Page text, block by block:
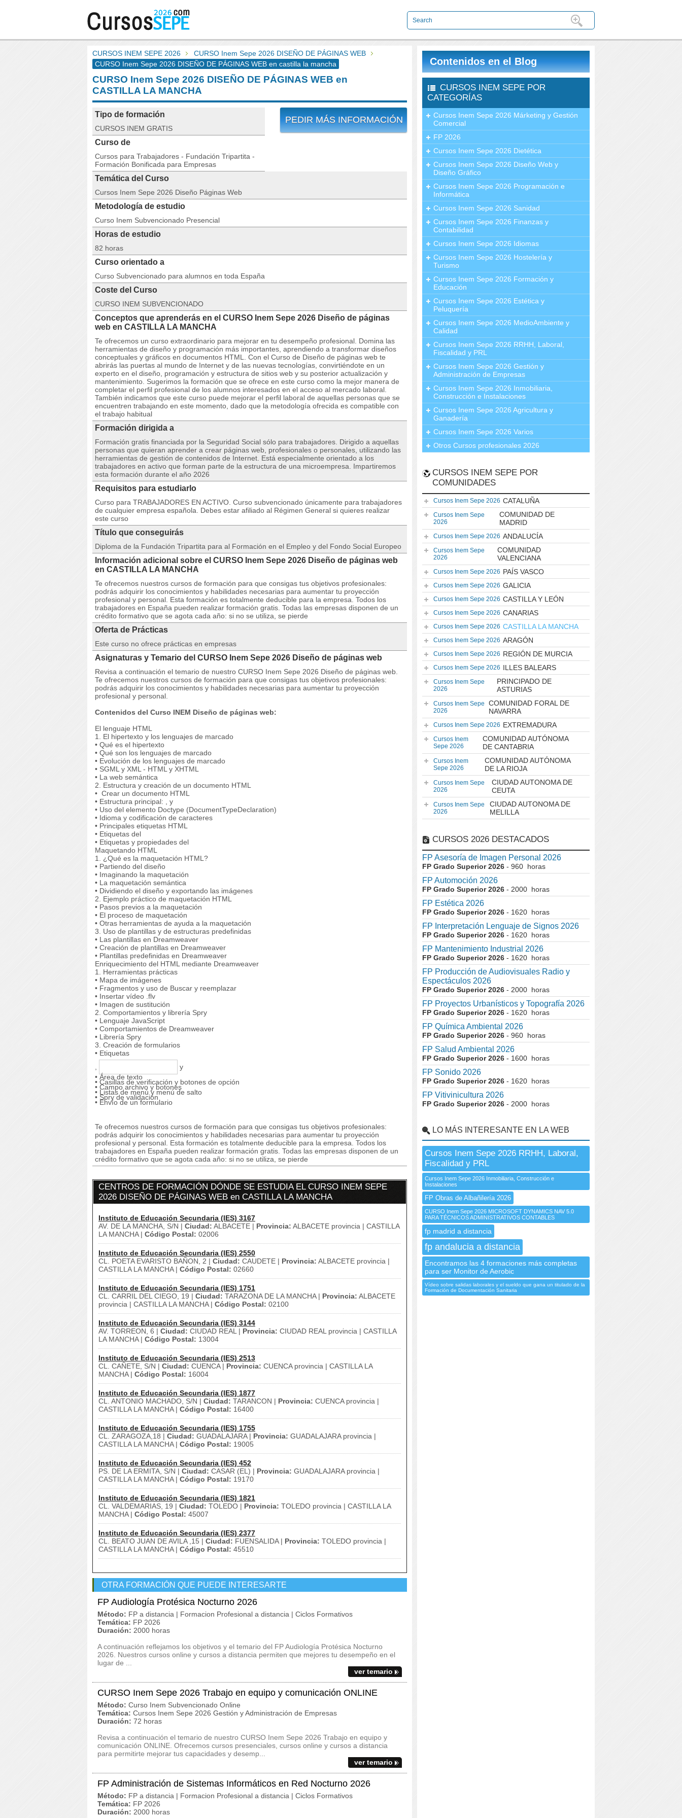
CURSOS INEM SEPE 2026
CURSO Inem Sepe 2026 DISEÑO DE PÁGINAS WEB
CURSO Inem Sepe 2026 DISEÑO DE PÁGINAS WEB en castilla la mancha
CURSO Inem Sepe 2026 DISEÑO DE PÁGINAS WEB en
CASTILLA LA MANCHA
PEDIR MÁS INFORMACIÓN
Tipo de formación
CURSOS INEM GRATIS
Curso de
Cursos para Trabajadores - Fundación Tripartita -
Formación Bonificada para Empresas
Temática del Curso
Cursos Inem Sepe 2026 Diseño Páginas Web
Metodología de estudio
Curso Inem Subvencionado Presencial
Horas de estudio
82 horas
Curso orientado a
Curso Subvencionado para alumnos en toda España
Coste del Curso
CURSO INEM SUBVENCIONADO
Conceptos que aprenderás en el CURSO Inem Sepe 2026 Diseño de páginas
web en CASTILLA LA MANCHA
Te ofrecemos un curso extraordinario para mejorar en tu desempeño profesional. Domina las
herramientas de diseño y programación más importantes, aprendiendo a transformar diseños
conceptuales y gráficos en documentos HTML. Con el Curso de Diseño de páginas web te
abrirás las puertas al mundo de Internet y de las nuevas tecnologías, convirtiéndote en un
experto en el diseño, programación y estructura de sitios web y su posterior actualización y
mantenimiento. Sugerimos la formación que se ofrece en este curso como la mejor manera de
completar el perfil profesional de los alumnos interesados en el acceso al mercado laboral.
También indicamos que este curso puede mejorar el perfil laboral de aquellas personas que se
encuentren trabajando en este momento, dado que la metodología ofrecida es compatible con
el trabajo habitual
Formación dirigida a
Formación gratis financiada por la Seguridad Social sólo para trabajadores. Dirigido a aquellas
personas que quieran aprender a crear páginas web, profesionales o personales, utilizando las
herramientas de gestión de contenidos de Internet. Está especialmente orientado a los
trabajadores en activo que forman parte de la estructura de una microempresa. Impartiremos
esta formación durante el año 2026
Requisitos para estudiarlo
Curso para TRABAJADORES EN ACTIVO. Curso subvencionado únicamente para trabajadores
de cualquier empresa española. Debes estar afiliado al Régimen General si quieres realizar
este curso
Título que conseguirás
Diploma de la Fundación Tripartita para al Formación en el Empleo y del Fondo Social Europeo
Información adicional sobre el CURSO Inem Sepe 2026 Diseño de páginas web
en CASTILLA LA MANCHA
Te ofrecemos nuestros cursos de formación para que consigas tus objetivos profesionales:
podrás adquirir los conocimientos y habilidades necesarias para aumentar tu proyección
profesional y personal. Esta formación es totalmente deducible para la empresa. Todos los
trabajadores en España pueden realizar formación gratis. Todas las empresas disponen de un
crédito formativo que se agota cada año: si no se utiliza, se pierde
Oferta de Prácticas
Este curso no ofrece prácticas en empresas
Asignaturas y Temario del CURSO Inem Sepe 2026 Diseño de páginas web
Revisa a continuación el temario de nuestro CURSO Inem Sepe 2026 Diseño de páginas web.
Te ofrecemos nuestros cursos de formación para que consigas tus objetivos profesionales:
podrás adquirir los conocimientos y habilidades necesarias para aumentar tu proyección
profesional y personal.
Contenidos del Curso INEM Diseño de páginas web:
El lenguaje HTML
1. El hipertexto y los lenguajes de marcado
• Qué es el hipertexto
• Qué son los lenguajes de marcado
• Evolución de los lenguajes de marcado
• SGML y XML - HTML y XHTML
• La web semántica
2. Estructura y creación de un documento HTML
• Crear un documento HTML
• Estructura principal: , y
• Uso del elemento Doctype (DocumentTypeDeclaration)
• Idioma y codificación de caracteres
• Principales etiquetas HTML
• Etiquetas del
• Etiquetas y propiedades del
Maquetando HTML
1. ¿Qué es la maquetación HTML?
• Partiendo del diseño
• Imaginando la maquetación
• La maquetación semántica
• Dividiendo el diseño y exportando las imágenes
2. Ejemplo práctico de maquetación HTML
• Pasos previos a la maquetación
• El proceso de maquetación
• Otras herramientas de ayuda a la maquetación
3. Uso de plantillas y de estructuras predefinidas
• Las plantillas en Dreamweaver
• Creación de plantillas en Dreamweaver
• Plantillas predefinidas en Dreamweaver
Enriquecimiento del HTML mediante Dreamweaver
1. Herramientas prácticas
• Mapa de imágenes
• Fragmentos y uso de Buscar y reemplazar
• Insertar vídeo .flv
• Imagen de sustitución
2. Comportamientos y librería Spry
• Lenguaje JavaScript
• Comportamientos de Dreamweaver
• Librería Spry
3. Creación de formularios
• Etiquetas
y
• Área de texto
• Casillas de verificación y botones de opción
• Campo archivo y botones
• Listas de menú y menú de salto
• Spry de validación
• Envío de un formulario
Te ofrecemos nuestros cursos de formación para que consigas tus objetivos profesionales:
podrás adquirir los conocimientos y habilidades necesarias para aumentar tu proyección
profesional y personal. Esta formación es totalmente deducible para la empresa. Todos los
trabajadores en España pueden realizar formación gratis. Todas las empresas disponen de un
crédito formativo que se agota cada año: si no se utiliza, se pierde
CENTROS DE FORMACIÓN DÓNDE SE ESTUDIA EL CURSO INEM SEPE
2026 DISEÑO DE PÁGINAS WEB en CASTILLA LA MANCHA
Instituto de Educación Secundaria (IES) 3167
AV. DE LA MANCHA, S/N | Ciudad: ALBACETE | Provincia: ALBACETE provincia | CASTILLA
LA MANCHA | Código Postal: 02006
Instituto de Educación Secundaria (IES) 2550
CL. POETA EVARISTO BAÑON, 2 | Ciudad: CAUDETE | Provincia: ALBACETE provincia |
CASTILLA LA MANCHA | Código Postal: 02660
Instituto de Educación Secundaria (IES) 1751
CL. CARRIL DEL CIEGO, 19 | Ciudad: TARAZONA DE LA MANCHA | Provincia: ALBACETE
provincia | CASTILLA LA MANCHA | Código Postal: 02100
Instituto de Educación Secundaria (IES) 3144
AV. TORREON, 6 | Ciudad: CIUDAD REAL | Provincia: CIUDAD REAL provincia | CASTILLA
LA MANCHA | Código Postal: 13004
Instituto de Educación Secundaria (IES) 2513
CL. CAÑETE, S/N | Ciudad: CUENCA | Provincia: CUENCA provincia | CASTILLA LA
MANCHA | Código Postal: 16004
Instituto de Educación Secundaria (IES) 1877
CL. ANTONIO MACHADO, S/N | Ciudad: TARANCON | Provincia: CUENCA provincia |
CASTILLA LA MANCHA | Código Postal: 16400
Instituto de Educación Secundaria (IES) 1755
CL. ZARAGOZA,18 | Ciudad: GUADALAJARA | Provincia: GUADALAJARA provincia |
CASTILLA LA MANCHA | Código Postal: 19005
Instituto de Educación Secundaria (IES) 452
PS. DE LA ERMITA, S/N | Ciudad: CASAR (EL) | Provincia: GUADALAJARA provincia |
CASTILLA LA MANCHA | Código Postal: 19170
Instituto de Educación Secundaria (IES) 1821
CL. VALDEMARIAS, 19 | Ciudad: TOLEDO | Provincia: TOLEDO provincia | CASTILLA LA
MANCHA | Código Postal: 45007
Instituto de Educación Secundaria (IES) 2377
CL. BEATO JUAN DE AVILA ,15 | Ciudad: FUENSALIDA | Provincia: TOLEDO provincia |
CASTILLA LA MANCHA | Código Postal: 45510
OTRA FORMACIÓN QUE PUEDE INTERESARTE
FP Audiología Protésica Nocturno 2026
Método: FP a distancia | Formacion Profesional a distancia | Ciclos Formativos
Temática: FP 2026
Duración: 2000 horas
A continuación reflejamos los objetivos y el temario del FP Audiología Protésica Nocturno
2026. Nuestros cursos online y cursos a distancia permiten que mejores tu desempeño en el
lugar de ...
ver temario
CURSO Inem Sepe 2026 Trabajo en equipo y comunicación ONLINE
Método: Curso Inem Subvencionado Online
Temática: Cursos Inem Sepe 2026 Gestión y Administración de Empresas
Duración: 72 horas
Revisa a continuación el temario de nuestro CURSO Inem Sepe 2026 Trabajo en equipo y
comunicación ONLINE. Ofrecemos cursos presenciales, cursos online y cursos a distancia
para permitirte mejorar tus capacidades y desemp...
ver temario
FP Administración de Sistemas Informáticos en Red Nocturno 2026
Método: FP a distancia | Formacion Profesional a distancia | Ciclos Formativos
Temática: FP 2026
Duración: 2000 horas
Contenidos en el Blog
CURSOS INEM SEPE POR
CATEGORÍAS
Cursos Inem Sepe 2026 Márketing y Gestión
Comercial
FP 2026
Cursos Inem Sepe 2026 Dietética
Cursos Inem Sepe 2026 Diseño Web y
Diseño Gráfico
Cursos Inem Sepe 2026 Programación e
Informática
Cursos Inem Sepe 2026 Sanidad
Cursos Inem Sepe 2026 Finanzas y
Contabilidad
Cursos Inem Sepe 2026 Idiomas
Cursos Inem Sepe 2026 Hostelería y
Turismo
Cursos Inem Sepe 2026 Formación y
Educación
Cursos Inem Sepe 2026 Estética y
Peluquería
Cursos Inem Sepe 2026 MedioAmbiente y
Calidad
Cursos Inem Sepe 2026 RRHH, Laboral,
Fiscalidad y PRL
Cursos Inem Sepe 2026 Gestión y
Administración de Empresas
Cursos Inem Sepe 2026 Inmobiliaria,
Construcción e Instalaciones
Cursos Inem Sepe 2026 Agricultura y
Ganadería
Cursos Inem Sepe 2026 Varios
Otros Cursos profesionales 2026
CURSOS INEM SEPE POR
COMUNIDADES
Cursos Inem Sepe 2026 CATALUÑA
Cursos Inem Sepe
2026
COMUNIDAD DE
MADRID
Cursos Inem Sepe 2026 ANDALUCÍA
Cursos Inem Sepe
2026
COMUNIDAD
VALENCIANA
Cursos Inem Sepe 2026 PAÍS VASCO
Cursos Inem Sepe 2026 GALICIA
Cursos Inem Sepe 2026 CASTILLA Y LEÓN
Cursos Inem Sepe 2026 CANARIAS
Cursos Inem Sepe 2026 CASTILLA LA MANCHA
Cursos Inem Sepe 2026 ARAGÓN
Cursos Inem Sepe 2026 REGIÓN DE MURCIA
Cursos Inem Sepe 2026 ILLES BALEARS
Cursos Inem Sepe
2026
PRINCIPADO DE
ASTURIAS
Cursos Inem Sepe
2026
COMUNIDAD FORAL DE
NAVARRA
Cursos Inem Sepe 2026 EXTREMADURA
Cursos Inem
Sepe 2026
COMUNIDAD AUTÓNOMA
DE CANTABRIA
Cursos Inem
Sepe 2026
COMUNIDAD AUTÓNOMA
DE LA RIOJA
Cursos Inem Sepe
2026
CIUDAD AUTONOMA DE
CEUTA
Cursos Inem Sepe
2026
CIUDAD AUTONOMA DE
MELILLA
CURSOS 2026 DESTACADOS
FP Asesoría de Imagen Personal 2026
FP Grado Superior 2026 - 960 horas
FP Automoción 2026
FP Grado Superior 2026 - 2000 horas
FP Estética 2026
FP Grado Superior 2026 - 1620 horas
FP Interpretación Lenguaje de Signos 2026
FP Grado Superior 2026 - 1620 horas
FP Mantenimiento Industrial 2026
FP Grado Superior 2026 - 1620 horas
FP Producción de Audiovisuales Radio y
Espectáculos 2026
FP Grado Superior 2026 - 2000 horas
FP Proyectos Urbanísticos y Topografía 2026
FP Grado Superior 2026 - 1620 horas
FP Química Ambiental 2026
FP Grado Superior 2026 - 960 horas
FP Salud Ambiental 2026
FP Grado Superior 2026 - 1600 horas
FP Sonido 2026
FP Grado Superior 2026 - 1620 horas
FP Vitivinicultura 2026
FP Grado Superior 2026 - 2000 horas
LO MÁS INTERESANTE EN LA WEB
Cursos Inem Sepe 2026 RRHH, Laboral,
Fiscalidad y PRL
Cursos Inem Sepe 2026 Inmobiliaria, Construcción e
Instalaciones
FP Obras de Albañilería 2026
CURSO Inem Sepe 2026 MICROSOFT DYNAMICS NAV 5.0
PARA TÉCNICOS ADMINISTRATIVOS CONTABLES
fp madrid a distancia
fp andalucia a distancia
Encontramos las 4 formaciones más completas
para ser Monitor de Aerobic
Vídeo sobre salidas laborales y el sueldo que gana un titulado de la
Formación de Documentación Sanitaria